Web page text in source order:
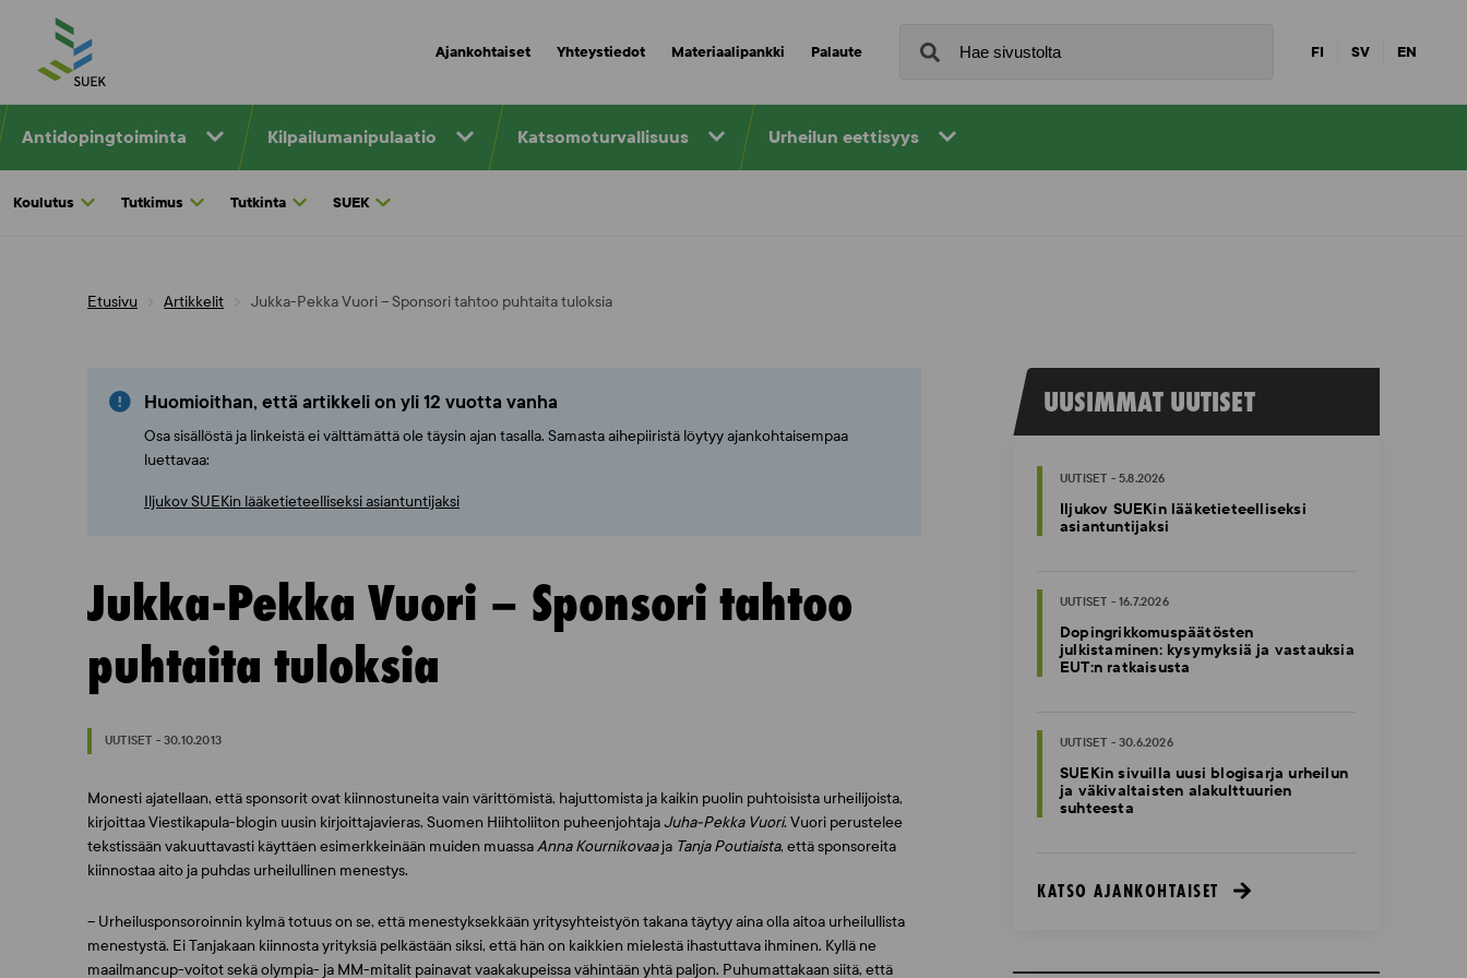
content
Ajankohtaiset Yhteystiedot Materiaalipankki Palaute FI SV EN
Antidopingtoiminta Kilpailumanipulaatio Katsomoturvallisuus Urheilun eettisyys
Koulutus Tutkimus Tutkinta SUEK
Etusivu Artikkelit Jukka-Pekka Vuori – Sponsori tahtoo puhtaita tuloksia
Huomioithan, että artikkeli on yli 12 vuotta vanha
Osa sisällöstä ja linkeistä ei välttämättä ole täysin ajan tasalla. Samasta aihepiiristä löytyy ajankohtaisempaa
luettavaa:
Iljukov SUEKin lääketieteelliseksi asiantuntijaksi
Jukka-Pekka Vuori – Sponsori tahtoo
puhtaita tuloksia
UUTISET - 30.10.2013
Monesti ajatellaan, että sponsorit ovat kiinnostuneita vain värittömistä, hajuttomista ja kaikin puolin puhtoisista urheilijoista,
kirjoittaa Viestikapula-blogin uusin kirjoittajavieras, Suomen Hiihtoliiton puheenjohtaja Juha-Pekka Vuori. Vuori perustelee
tekstissään vakuuttavasti käyttäen esimerkkeinään muiden muassaAnna Kournikovaaja Tanja Poutiaista, että sponsoreita
kiinnostaa aito ja puhdas urheilullinen menestys.
– Urheilusponsoroinnin kylmä totuus on se, että menestyksekkään yritysyhteistyön takana täytyy aina olla aitoa urheilullista
menestystä. Ei Tanjakaan kiinnosta yrityksiä pelkästään siksi, että hän on kaikkien mielestä ihastuttava ihminen. Kyllä ne
maailmancup-voitot sekä olympia- ja MM-mitalit painavat vaakakupeissa vähintään yhtä paljon. Puhumattakaan siitä, että
UUSIMMAT UUTISET
UUTISET - 5.8.2026
Iljukov SUEKin lääketieteelliseksi
asiantuntijaksi
UUTISET - 16.7.2026
Dopingrikkomuspäätösten
julkistaminen: kysymyksiä ja vastauksia
EUT:n ratkaisusta
UUTISET - 30.6.2026
SUEKin sivuilla uusi blogisarja urheilun
ja väkivaltaisten alakulttuurien
suhteesta
KATSO AJANKOHTAISET